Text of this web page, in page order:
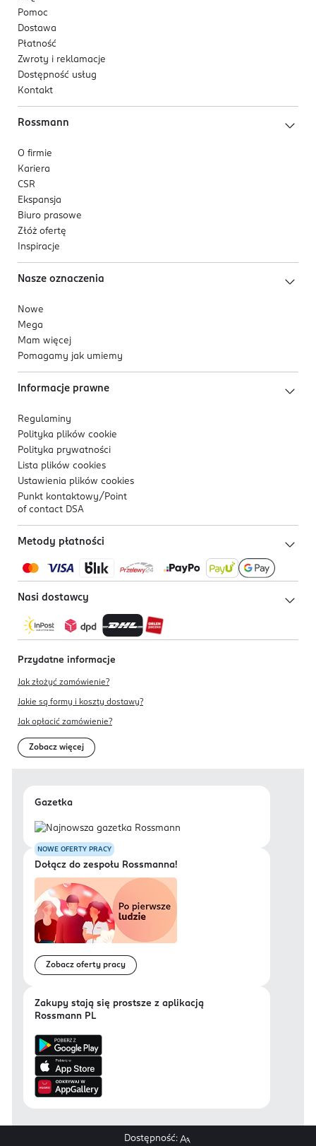
Pomoc
Dostawa
Płatność
Zwroty i reklamacje
Dostępność usług
Kontakt
Rossmann
O firmie
Kariera
CSR
Ekspansja
Biuro prasowe
Złóż ofertę
Inspiracje
Nasze oznaczenia
Nowe
Mega
Mam więcej
Pomagamy jak umiemy
Informacje prawne
Regulaminy
Polityka plików cookie
Polityka prywatności
Lista plików cookies
Ustawienia plików cookies
Punkt kontaktowy/ Point
of contact DSA
Metody płatności
Nasi dostawcy
Przydatne informacje
Jak złożyć zamówienie?
Jakie są formy i koszty dostawy?
Jak opłacić zamówienie?
Zobacz więcej
Gazetka
NOWE OFERTY PRACY
Dołącz do zespołu Rossmanna!
Zobacz oferty pracy
Zakupy stają się prostsze z aplikacją
Rossmann PL
Dostępność: